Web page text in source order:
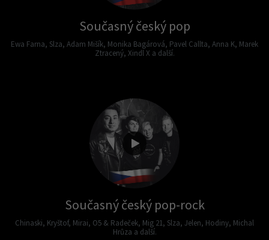
Současný český pop
Ewa Farna, Slza, Adam Mišík, Monika Bagárová, Pavel Callta, Anna K, Marek
Ztracený, Xindl X a další.
Současný český pop-rock
Chinaski, Kryštof, Mirai, O5 & Radeček, Mig 21, Slza, Jelen, Hodiny, Michal
Hrůza a další.